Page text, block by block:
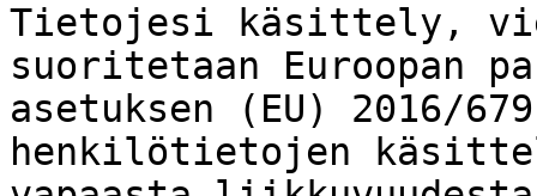
Tietojesi käsittely,
suoritetaan Euroopan
asetuksen (EU) 2016/
henkilötietojen